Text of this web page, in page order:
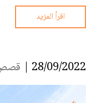
اقرأ المزيد
28/09/2022 |